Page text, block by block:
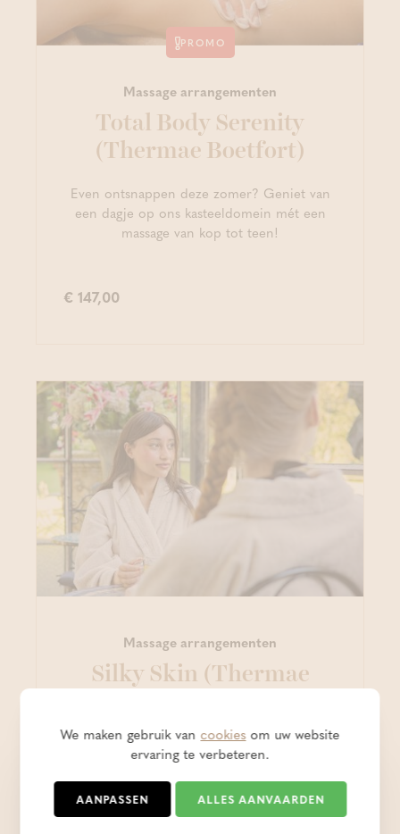
PROMO
Massage arrangementen
Total Body Serenity
(Thermae Boetfort)
Even ontsnappen deze zomer? Geniet van
een dagje op ons kasteeldomein mét een
massage van kop tot teen!
€ 147,00
Massage arrangementen
Silky Skin (Thermae
Combineer een dagje sauna met een
lichaamspeeling en een rugmassage voor een
zachte huid en nieuwe energie!
We maken gebruik vancookiesom uw website
ervaring te verbeteren.
AANPASSEN ALLES AANVAARDEN